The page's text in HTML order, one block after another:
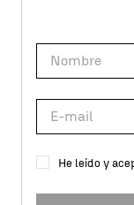
He leído y